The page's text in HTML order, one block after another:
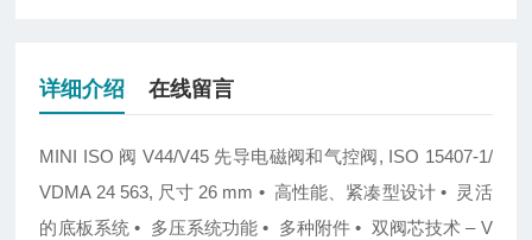
详细介绍 在线留言
MINI ISO 阀 V44/V45 先导电磁阀和气控阀, ISO 15407-1/
VDMA 24 563, 尺寸 26 mm • 高性能、紧凑型设计• 灵活
的底板系统• 多压系统功能• 多种附件• 双阀芯技术– V